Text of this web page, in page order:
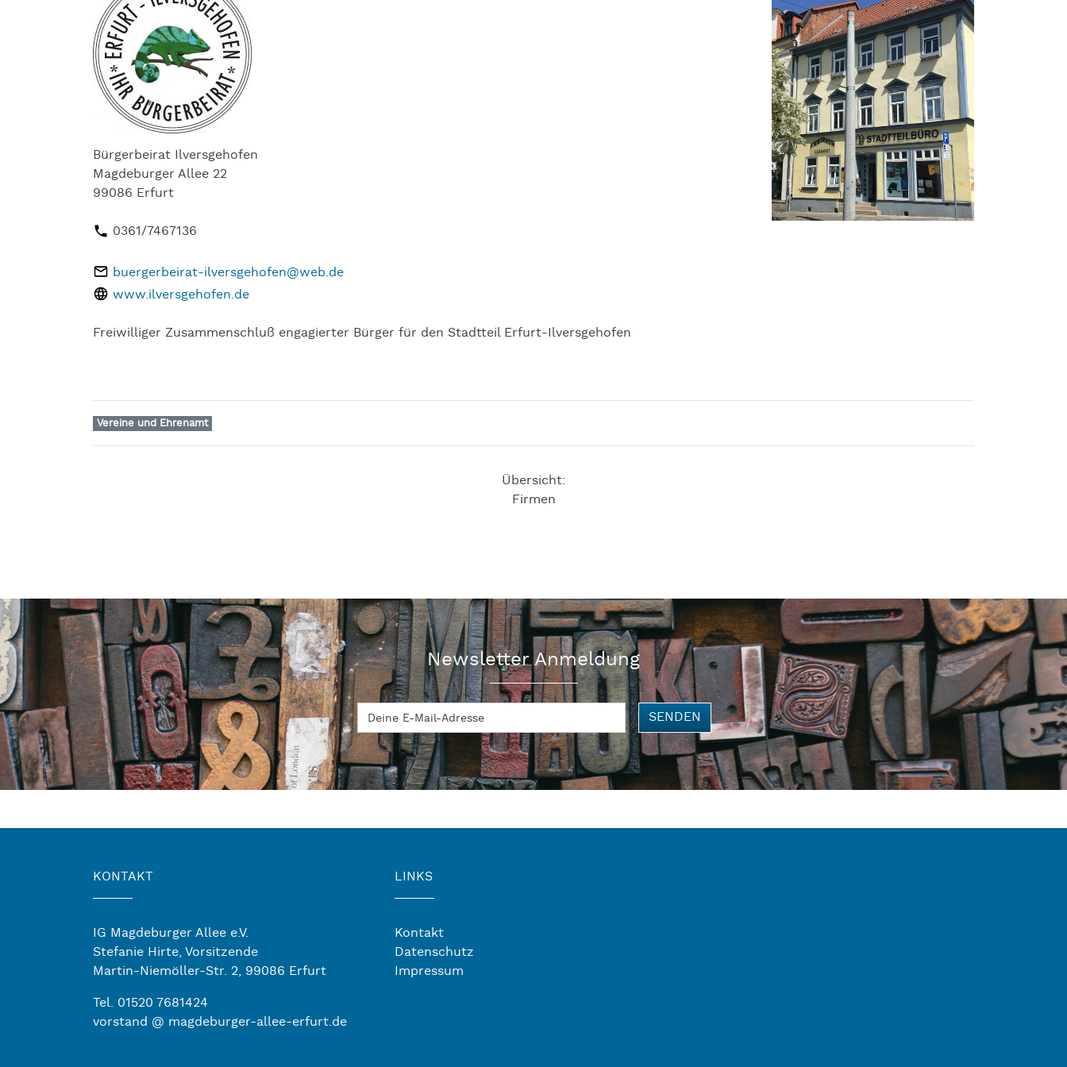
Bürgerbeirat Ilversgehofen
Magdeburger Allee 22
99086 Erfurt
0361/7467136
buergerbeirat-ilversgehofen@web.de
www.ilversgehofen.de
Freiwilliger Zusammenschluß engagierter Bürger für den Stadtteil Erfurt-Ilversgehofen
Vereine und Ehrenamt
Übersicht:
Firmen
Newsletter Anmeldung
SENDEN
KONTAKT
IG Magdeburger Allee e.V.
Stefanie Hirte, Vorsitzende
Martin-Niemöller-Str. 2, 99086 Erfurt
Tel. 01520 7681424
vorstand @ magdeburger-allee-erfurt.de
LINKS
Kontakt
Datenschutz
Impressum